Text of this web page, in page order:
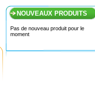
NOUVEAUX PRODUITS
Pas de nouveau produit pour le
moment